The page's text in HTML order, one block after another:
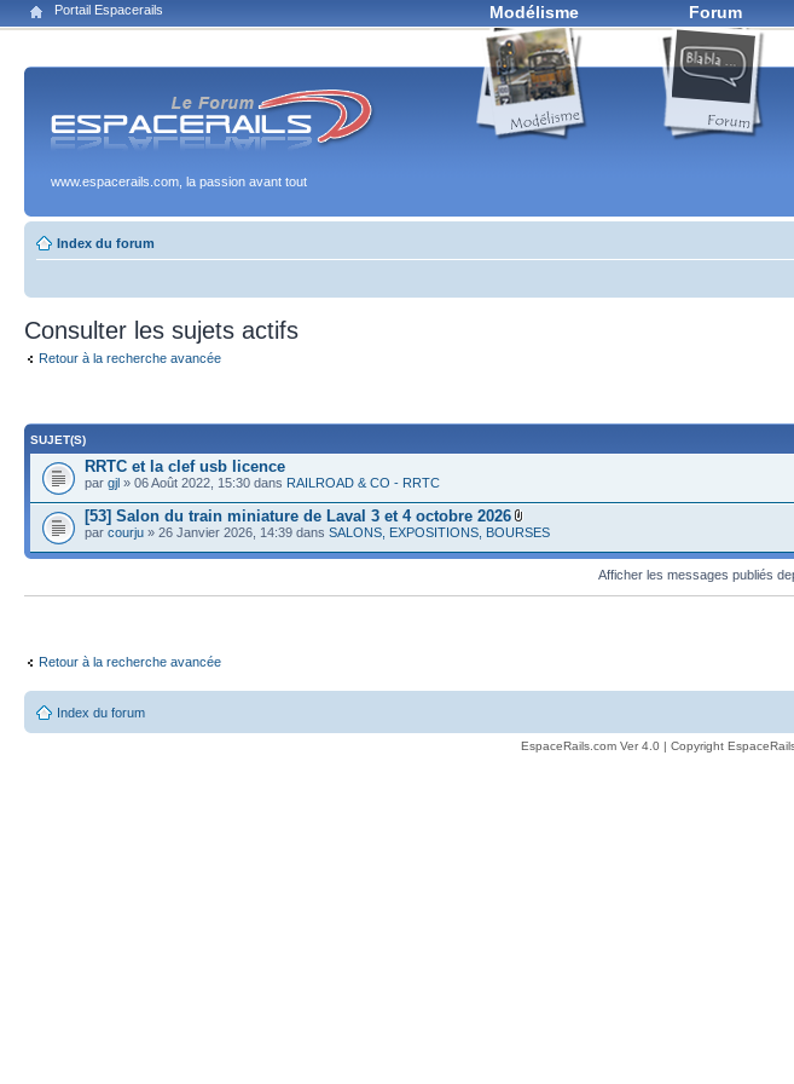
Portail Espacerails Modélisme Forum
www.espacerails.com, la passion avant tout
Index du forum
Consulter les sujets actifs
Retour à la recherche avancée
SUJET(S)
RRTC et la clef usb licence
par gjl » 06 Août 2022, 15:30 dans RAILROAD & CO - RRTC
[53] Salon du train miniature de Laval 3 et 4 octobre 2026
par courju » 26 Janvier 2026, 14:39 dans SALONS, EXPOSITIONS, BOURSES
Afficher les messages publiés
Retour à la recherche avancée
Index du forum
EspaceRails.com Ver 4.0 | Copyright